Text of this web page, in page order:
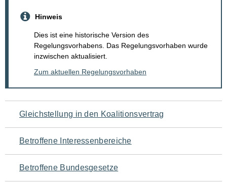
Hinweis
Dies ist eine historische Version des
Regelungsvorhabens. Das Regelungsvorhaben wurde
inzwischen aktualisiert.
Zum aktuellen Regelungsvorhaben
Navigation
für
den
Seiteninhalt
Gleichstellung in den Koalitionsvertrag
Betroffene Interessenbereiche
Betroffene Bundesgesetze